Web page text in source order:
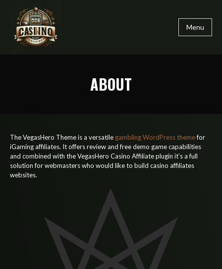
Menu
ABOUT
The VegasHero Theme is a versatile gambling WordPress themefor
iGaming affiliates. It offers review and free demo game capabilities
and combined with the VegasHero Casino Affiliate plugin it’s a full
solution for webmasters who would like to build casino affiliates
websites.